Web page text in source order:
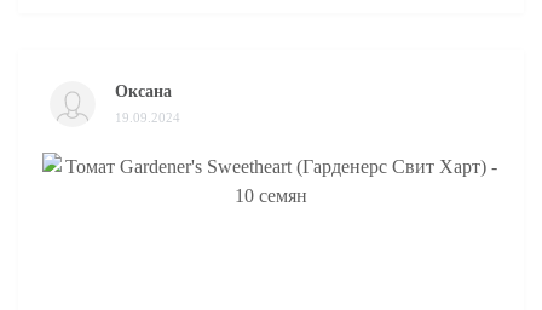
Оксана
19.09.2024